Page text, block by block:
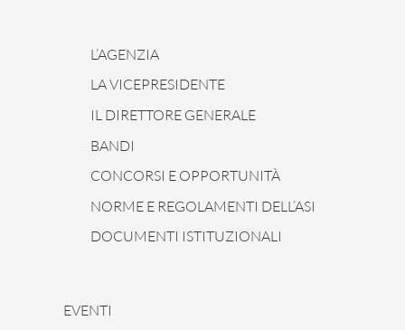
L’AGENZIA
LA VICEPRESIDENTE
IL DIRETTORE GENERALE
BANDI
CONCORSI E OPPORTUNITÀ
NORME E REGOLAMENTI DELL’ASI
DOCUMENTI ISTITUZIONALI
EVENTI